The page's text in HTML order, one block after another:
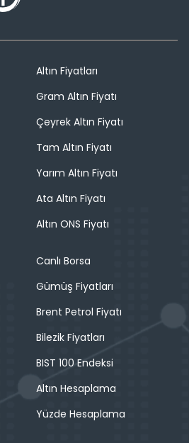
Altın Fiyatları
Gram Altın Fiyatı
Çeyrek Altın Fiyatı
Tam Altın Fiyatı
Yarım Altın Fiyatı
Ata Altın Fiyatı
Altın ONS Fiyatı
Canlı Borsa
Gümüş Fiyatları
Brent Petrol Fiyatı
Bilezik Fiyatları
BIST 100 Endeksi
Altın Hesaplama
Yüzde Hesaplama